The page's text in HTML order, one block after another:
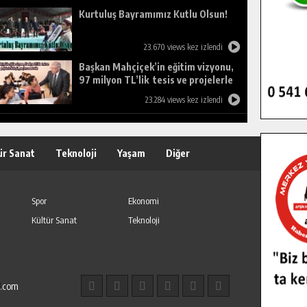
Kurtuluş Bayramımız Kutlu Olsun!
23.670 views kez izlendi
Başkan Mahçiçek’in eğitim vizyonu,
97 milyon TL’lik tesis ve projelerle
23.284 views kez izlendi
Sanat Teknoloji Yaşam Diğer
Spor
Ekonomi
Kültür Sanat
Teknoloji